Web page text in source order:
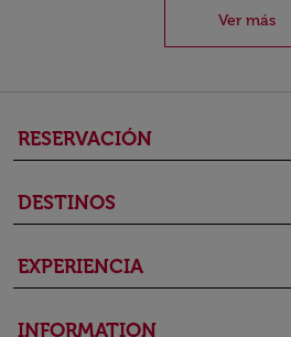
Ver más
RESERVACIÓN
DESTINOS
EXPERIENCIA
INFORMATION